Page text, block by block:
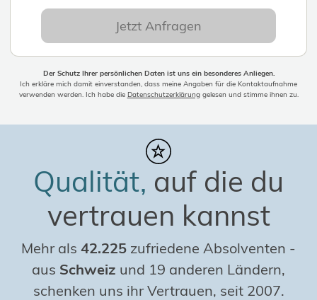
Jetzt Anfragen
Der Schutz Ihrer persönlichen Daten ist uns ein besonderes Anliegen.
Ich erkläre mich damit einverstanden, dass meine Angaben für die Kontaktaufnahme
verwenden werden. Ich habe die Datenschutzerklärunggelesen und stimme ihnen zu.
Qualität, auf die du
vertrauen kannst
Mehr als 42.225 zufriedene Absolventen -
aus Schweiz und 19 anderen Ländern,
schenken uns ihr Vertrauen, seit 2007.